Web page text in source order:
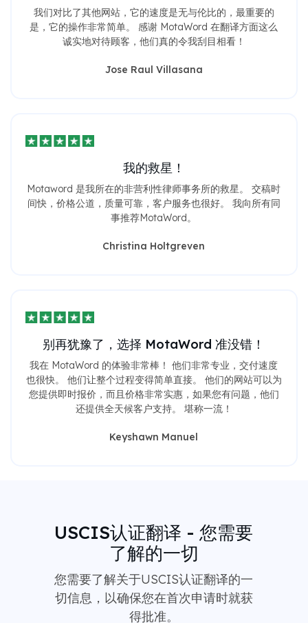
我们对比了其他网站，它的速度是无与伦比的，最重要的
是，它的操作非常简单。 感谢 MotaWord 在翻译方面这么
诚实地对待顾客，他们真的令我刮目相看！
Jose Raul Villasana
我的救星！
Motaword 是我所在的非营利性律师事务所的救星。 交稿时
间快，价格公道，质量可靠，客户服务也很好。 我向所有同
事推荐MotaWord。
Christina Holtgreven
别再犹豫了，选择 MotaWord 准没错！
我在 MotaWord 的体验非常棒！ 他们非常专业，交付速度
也很快。 他们让整个过程变得简单直接。 他们的网站可以为
您提供即时报价，而且价格非常实惠，如果您有问题，他们
还提供全天候客户支持。 堪称一流！
Keyshawn Manuel
USCIS认证翻译 - 您需要
了解的一切
您需要了解关于USCIS认证翻译的一
切信息，以确保您在首次申请时就获
得批准。